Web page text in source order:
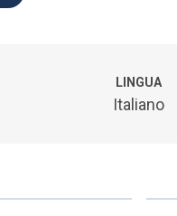
LINGUA
Italiano